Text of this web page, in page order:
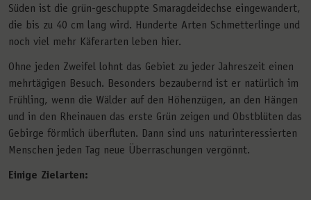
Süden ist die grün-geschuppte Smaragdeidechse eingewandert,
die bis zu 40 cm lang wird. Hunderte Arten Schmetterlinge und
noch viel mehr Käferarten leben hier.
Ohne jeden Zweifel lohnt das Gebiet zu jeder Jahreszeit einen
mehrtägigen Besuch. Besonders bezaubernd ist er natürlich im
Frühling, wenn die Wälder auf den Höhenzügen, an den Hängen
und in den Rheinauen das erste Grün zeigen und Obstblüten das
Gebirge förmlich überfluten. Dann sind uns naturinteressierten
Menschen jeden Tag neue Überraschungen vergönnt.
Einige Zielarten: